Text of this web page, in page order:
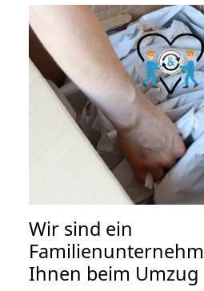
Wir sind ein
Ihnen beim Umzug